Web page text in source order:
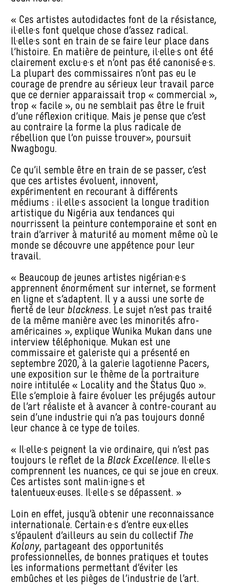
« Ces artistes autodidactes font de la résistance,
il·elle·s font quelque chose d’assez radical.
Il·elle·s sont en train de se faire leur place dans
l’histoire. En matière de peinture, il·elle·s ont été
clairement exclu·e·s et n’ont pas été canonisé·e·s.
La plupart des commissaires n’ont pas eu le
courage de prendre au sérieux leur travail parce
que ce dernier apparaissait trop « commercial »,
trop « facile », ou ne semblait pas être le fruit
d’une réflexion critique. Mais je pense que c’est
au contraire la forme la plus radicale de
rébellion que l’on puisse trouver», poursuit
Nwagbogu.
Ce qu’il semble être en train de se passer, c’est
que ces artistes évoluent, innovent,
expérimentent en recourant à différents
médiums : il·elle·s associent la longue tradition
artistique du Nigéria aux tendances qui
nourrissent la peinture contemporaine et sont en
train d’arriver à maturité au moment même où le
monde se découvre une appétence pour leur
travail.
« Beaucoup de jeunes artistes nigérian·e·s
apprennent énormément sur internet, se forment
en ligne et s’adaptent. Il y a aussi une sorte de
fierté de leur blackness. Le sujet n’est pas traité
de la même manière avec les minorités afro-
américaines », explique Wunika Mukan dans une
interview téléphonique. Mukan est une
commissaire et galeriste qui a présenté en
septembre 2020, à la galerie lagotienne Pacers,
une exposition sur le thème de la portraiture
noire intitulée « Locality and the Status Quo ».
Elle s’emploie à faire évoluer les préjugés autour
de l’art réaliste et à avancer à contre-courant au
sein d’une industrie qui n’a pas toujours donné
leur chance à ce type de toiles.
« Il·elle·s peignent la vie ordinaire, qui n’est pas
toujours le reflet de la Black Excellence. Il·elle·s
comprennent les nuances, ce qui se joue en creux.
Ces artistes sont malin·igne·s et
talentueux·euses. Il·elle·s se dépassent. »
Loin en effet, jusqu’à obtenir une reconnaissance
internationale. Certain·e·s d’entre eux·elles
s’épaulent d’ailleurs au sein du collectif The
Kolony, partageant des opportunités
professionnelles, de bonnes pratiques et toutes
les informations permettant d’éviter les
embûches et les pièges de l’industrie de l’art.